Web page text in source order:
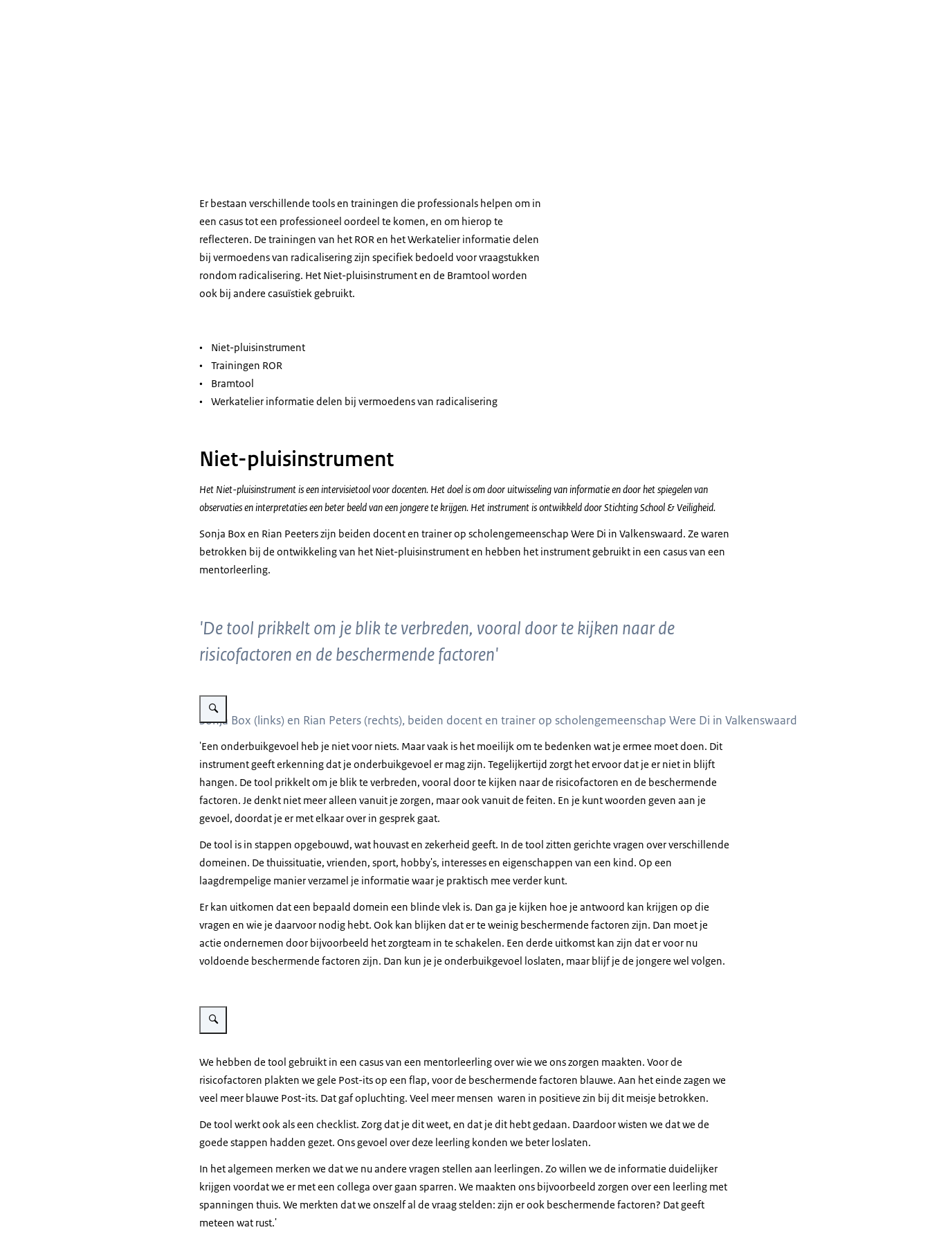
Er bestaan verschillende tools en trainingen die professionals helpen om in
een casus tot een professioneel oordeel te komen, en om hierop te
reflecteren. De trainingen van het ROR en het Werkatelier informatie delen
bij vermoedens van radicalisering zijn specifiek bedoeld voor vraagstukken
rondom radicalisering. Het Niet-pluisinstrument en de Bramtool worden
ook bij andere casuïstiek gebruikt.
• Niet-pluisinstrument
• Trainingen ROR
• Bramtool
• Werkatelier informatie delen bij vermoedens van radicalisering
Niet-pluisinstrument
Het Niet-pluisinstrument is een intervisietool voor docenten. Het doel is om door uitwisseling van informatie en door het spiegelen van
observaties en interpretaties een beter beeld van een jongere te krijgen. Het instrument is ontwikkeld door Stichting School & Veiligheid.
Sonja Box en Rian Peeters zijn beiden docent en trainer op scholengemeenschap Were Di in Valkenswaard. Ze waren
betrokken bij de ontwikkeling van het Niet-pluisinstrument en hebben het instrument gebruikt in een casus van een
mentorleerling.
'De tool prikkelt om je blik te verbreden, vooral door te kijken naar de
risicofactoren en de beschermende factoren'
Vergroot afbeelding Sonja Box en Rian Peeters
Sonja Box (links) en Rian Peters (rechts), beiden docent en trainer op scholengemeenschap Were Di in Valkenswaard
'Een onderbuikgevoel heb je niet voor niets. Maar vaak is het moeilijk om te bedenken wat je ermee moet doen. Dit
instrument geeft erkenning dat je onderbuikgevoel er mag zijn. Tegelijkertijd zorgt het ervoor dat je er niet in blijft
hangen. De tool prikkelt om je blik te verbreden, vooral door te kijken naar de risicofactoren en de beschermende
factoren. Je denkt niet meer alleen vanuit je zorgen, maar ook vanuit de feiten. En je kunt woorden geven aan je
gevoel, doordat je er met elkaar over in gesprek gaat.
De tool is in stappen opgebouwd, wat houvast en zekerheid geeft. In de tool zitten gerichte vragen over verschillende
domeinen. De thuissituatie, vrienden, sport, hobby's, interesses en eigenschappen van een kind. Op een
laagdrempelige manier verzamel je informatie waar je praktisch mee verder kunt.
Er kan uitkomen dat een bepaald domein een blinde vlek is. Dan ga je kijken hoe je antwoord kan krijgen op die
vragen en wie je daarvoor nodig hebt. Ook kan blijken dat er te weinig beschermende factoren zijn. Dan moet je
actie ondernemen door bijvoorbeeld het zorgteam in te schakelen. Een derde uitkomst kan zijn dat er voor nu
voldoende beschermende factoren zijn. Dan kun je je onderbuikgevoel loslaten, maar blijf je de jongere wel volgen.
Vergroot afbeelding Sonja Box en Rian Peeters
We hebben de tool gebruikt in een casus van een mentorleerling over wie we ons zorgen maakten. Voor de
risicofactoren plakten we gele Post-its op een flap, voor de beschermende factoren blauwe. Aan het einde zagen we
veel meer blauwe Post-its. Dat gaf opluchting. Veel meer mensen waren in positieve zin bij dit meisje betrokken.
De tool werkt ook als een checklist. Zorg dat je dit weet, en dat je dit hebt gedaan. Daardoor wisten we dat we de
goede stappen hadden gezet. Ons gevoel over deze leerling konden we beter loslaten.
In het algemeen merken we dat we nu andere vragen stellen aan leerlingen. Zo willen we de informatie duidelijker
krijgen voordat we er met een collega over gaan sparren. We maakten ons bijvoorbeeld zorgen over een leerling met
spanningen thuis. We merkten dat we onszelf al de vraag stelden: zijn er ook beschermende factoren? Dat geeft
meteen wat rust.'